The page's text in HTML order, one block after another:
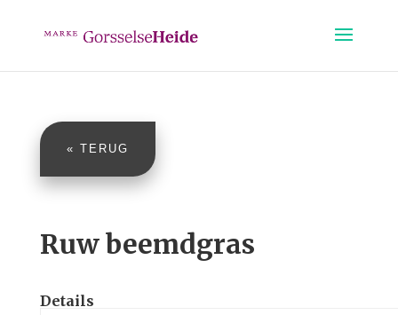
« TERUG
Ruw beemdgras
Details